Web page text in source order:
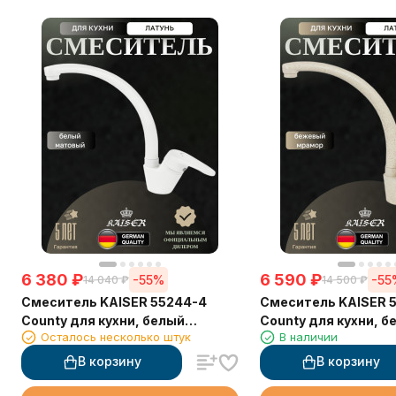
6 380 ₽14 040 ₽ -55%
Смеситель KAISER 55244-4
County для кухни, белый
матовый
Осталось несколько штук
В корзину
6 590 ₽14 500 ₽ -
Смеситель KAISER
County для кухни,
мрамор
В наличии
В корзину